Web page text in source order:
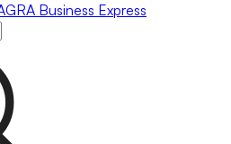
Business Express